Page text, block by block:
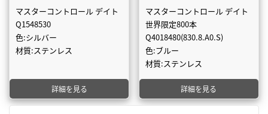
マスターコントロール デイト
Q1548530
色:シルバー
材質:ステンレス
詳細を見る
マスターコントロール デイト
世界限定800本
Q4018480(830.8.A0.S)
色:ブルー
材質:ステンレス
詳細を見る